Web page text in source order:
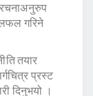
गरिने
तयार
प्रस्ट
दिनुभयो ।